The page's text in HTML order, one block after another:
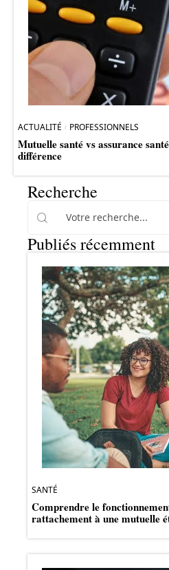
ACTUALITÉ PROFESSIONNELS
Mutuelle santé vs assurance
différence
Recherche
Publiés récemment
SANTÉ
Comprendre le
rattachement à une mutuelle